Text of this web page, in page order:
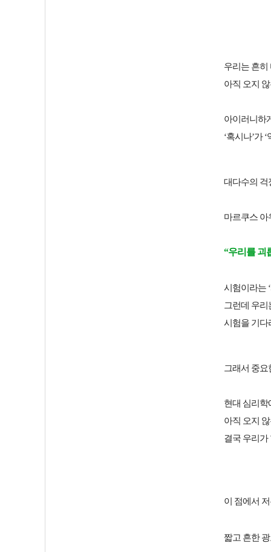
우리는 흔히
아직 오지
아이러니하
‘혹시나’가
대다수의
마르쿠스 아
“우리를 괴
시험이라는
그런데 우
시험을 기다
그래서 중
현대 심리학
아직 오지
결국 우리가
이 점에서
짧고 흔한